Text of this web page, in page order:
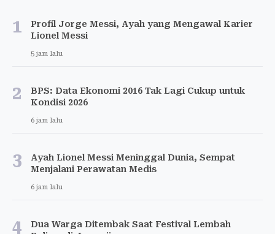
1
Profil Jorge Messi, Ayah yang Mengawal Karier
Lionel Messi
5 jam lalu
2
BPS: Data Ekonomi 2016 Tak Lagi Cukup untuk
Kondisi 2026
6 jam lalu
3
Ayah Lionel Messi Meninggal Dunia, Sempat
Menjalani Perawatan Medis
6 jam lalu
4
Dua Warga Ditembak Saat Festival Lembah